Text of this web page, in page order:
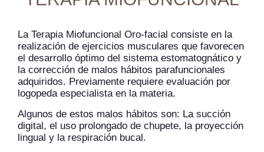
La Terapia Miofuncional Oro-facial consiste en la
realización de ejercicios musculares que favorecen
el desarrollo óptimo del sistema estomatognático y
la corrección de malos hábitos parafuncionales
adquiridos. Previamente requiere evaluación por
logopeda especialista en la materia.
Algunos de estos malos hábitos son: La succión
digital, el uso prolongado de chupete, la proyección
lingual y la respiración bucal.